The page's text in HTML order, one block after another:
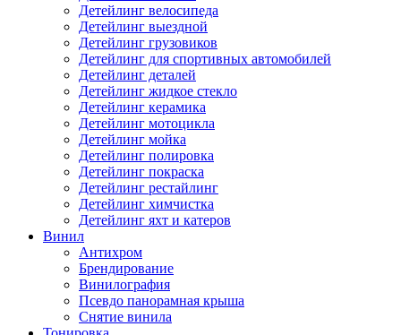
Детейлинг велосипеда
Детейлинг выездной
Детейлинг грузовиков
Детейлинг для спортивных автомобилей
Детейлинг деталей
Детейлинг жидкое стекло
Детейлинг керамика
Детейлинг мотоцикла
Детейлинг мойка
Детейлинг полировка
Детейлинг покраска
Детейлинг рестайлинг
Детейлинг химчистка
Детейлинг яхт и катеров
Винил
Антихром
Брендирование
Винилография
Псевдо панорамная крыша
Снятие винила